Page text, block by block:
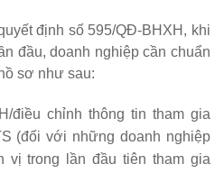
định số 595/QĐ-BHXH, khi
đầu, doanh nghiệp cần chuẩn
sơ như sau:
điều chỉnh thông tin tham gia
(đối với những doanh nghiệp
vị trong lần đầu tiên tham gia